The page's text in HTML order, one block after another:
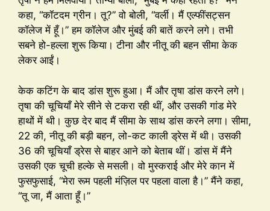
कहा, “कॉटदम ग्रीन। तू?” वो बोली, “वर्ली। मैं एल्फींसट्सन
कॉलेज में हूँ।” हम कॉलेज और मुंबई की बातें करने लगे। तभी
सबने हो-हल्ला शुरू किया। टीना और नीतू की बहन सीमा केक
लेकर आईं।
केक कटिंग के बाद डांस शुरू हुआ। मैं और तृषा डांस करने लगे।
तृषा की चूचियाँ मेरे सीने से टकरा रही थीं, और उसकी गांड मेरे
हाथों में थी। कुछ देर बाद मैं सीमा के साथ डांस करने लगा। सीमा,
22 की, नीतू की बड़ी बहन, लो-कट काली ड्रेस में थी। उसकी
36 की चूचियाँ ड्रेस से बाहर आने को बेताब थीं। डांस में मैंने
उसकी एक चूची हल्के से मसली। वो मुस्कराई और मेरे कान में
फुसफुसाई, “मेरा रूम पहली मंज़िल पर पहला वाला है।” मैंने कहा,
“तू जा, मैं आता हूँ।”